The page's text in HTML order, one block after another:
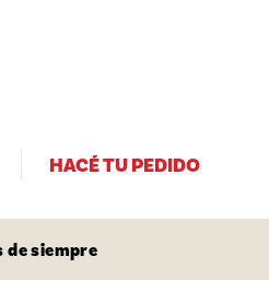
HACÉ TU PEDIDO
de siempre